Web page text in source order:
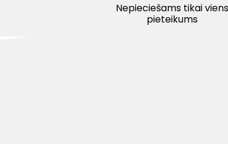
Nepieciešams tikai viens
pieteikums